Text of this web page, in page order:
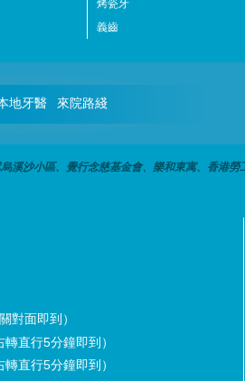
烤瓷牙
義齒
地牙醫 來院路綫
溪沙小區、覺行念慈基金會、樂和東寓、香港
對面即到）
直行5分鐘即到）
直行5分鐘即到）